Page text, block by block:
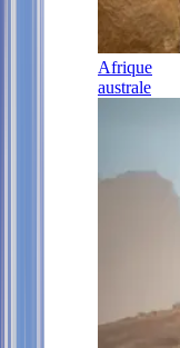
Afrique
australe